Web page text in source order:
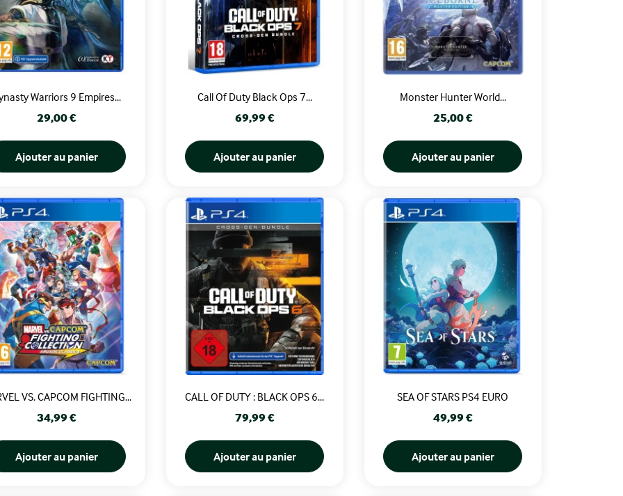
Warriors 9 Empires...
Prix
29,00 €
Ajouter au panier
Call Of Duty Black Ops 7...
Prix
69,99 €
Ajouter au panier
Monster Hunter World...
Prix
25,00 €
Ajouter au panier
VS. CAPCOM FIGHTING...
Prix
34,99 €
Ajouter au panier
CALL OF DUTY : BLACK OPS 6...
Prix
79,99 €
Ajouter au panier
SEA OF STARS PS4 EURO
Prix
49,99 €
Ajouter au panier